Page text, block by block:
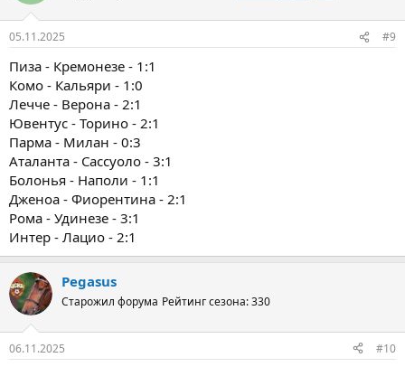
05.11.2025 #9
Пиза - Кремонезе - 1:1
Комо - Кальяри - 1:0
Лечче - Верона - 2:1
Ювентус - Торино - 2:1
Парма - Милан - 0:3
Аталанта - Сассуоло - 3:1
Болонья - Наполи - 1:1
Дженоа - Фиорентина - 2:1
Рома - Удинезе - 3:1
Интер - Лацио - 2:1
Pegasus
Старожил форума Рейтинг сезона: 330
06.11.2025 #10